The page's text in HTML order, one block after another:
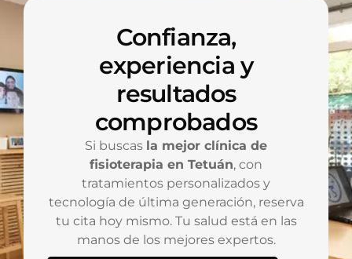
Confianza,
experiencia y
resultados
comprobados
Si buscas la mejor clínica de
fisioterapia en Tetuán, con
tratamientos personalizados y
tecnología de última generación, reserva
tu cita hoy mismo. Tu salud está en las
manos de los mejores expertos.